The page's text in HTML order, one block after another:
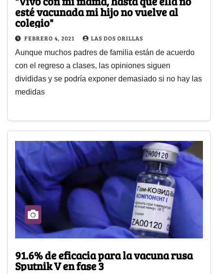
esté vacunada mi hijo no vuelve al
colegio"
FEBRERO 4, 2021 LAS DOS ORILLAS
Aunque muchos padres de familia están de acuerdo
con el regreso a clases, las opiniones siguen
divididas y se podría exponer demasiado si no hay las
medidas
91.6% de eficacia para la vacuna rusa
Sputnik V en fase 3